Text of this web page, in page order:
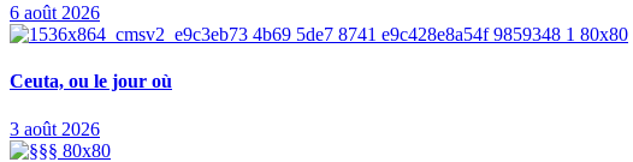
6 août 2026
Ceuta, ou le jour où
3 août 2026